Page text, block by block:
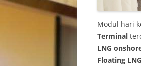
Modul hari
Terminal
LNG
Floating